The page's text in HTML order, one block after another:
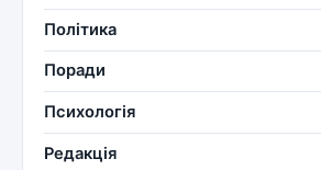
Політика
Поради
Психологія
Редакція